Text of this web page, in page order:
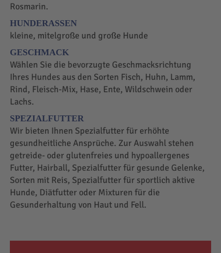
Rosmarin.
HUNDERASSEN
kleine, mitelgroße und große Hunde
GESCHMACK
Wählen Sie die bevorzugte Geschmacksrichtung
Ihres Hundes aus den Sorten Fisch, Huhn, Lamm,
Rind, Fleisch-Mix, Hase, Ente, Wildschwein oder
Lachs.
SPEZIALFUTTER
Wir bieten Ihnen Spezialfutter für erhöhte
gesundheitliche Ansprüche. Zur Auswahl stehen
getreide- oder glutenfreies und hypoallergenes
Futter, Hairball, Spezialfutter für gesunde Gelenke,
Sorten mit Reis, Spezialfutter für sportlich aktive
Hunde, Diätfutter oder Mixturen für die
Gesunderhaltung von Haut und Fell.